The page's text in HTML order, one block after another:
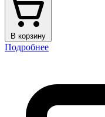
В корзину
Подробнее